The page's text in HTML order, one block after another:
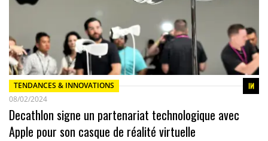
TENDANCES & INNOVATIONS
08/02/2024
Decathlon signe un partenariat technologique avec
Apple pour son casque de réalité virtuelle